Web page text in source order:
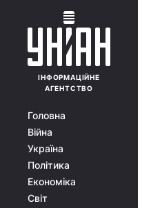
ІНФОРМАЦІЙНЕ
АГЕНТСТВО
Головна
Війна
Україна
Політика
Економіка
Світ